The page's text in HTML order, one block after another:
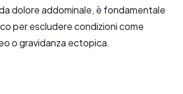
dolore addominale, è fondamentale
per escludere condizioni come
o gravidanza ectopica.